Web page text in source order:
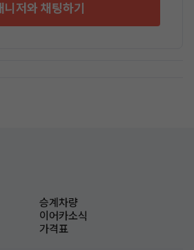
니저와 채팅하기
승계차량
이어카소식
가격표